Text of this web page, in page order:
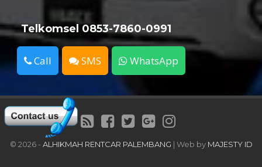
Telkomsel 0853-7860-0991
Call SMS WhatsApp
© 2026 - ALHIKMAH RENTCAR PALEMBANG | Web by MAJESTY ID